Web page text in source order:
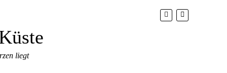
liegt